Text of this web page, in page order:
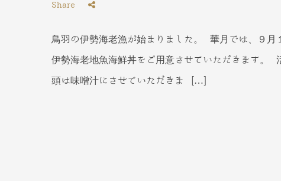
Share
鳥羽の伊勢海老漁が始まりました。 華月では、９月
伊勢海老地魚海鮮丼をご用意させていただきます。
頭は味噌汁にさせていただきま […]